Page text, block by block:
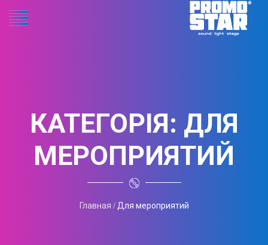
КАТЕГОРІЯ: ДЛЯ
МЕРОПРИЯТИЙ
Главная Для мероприятий